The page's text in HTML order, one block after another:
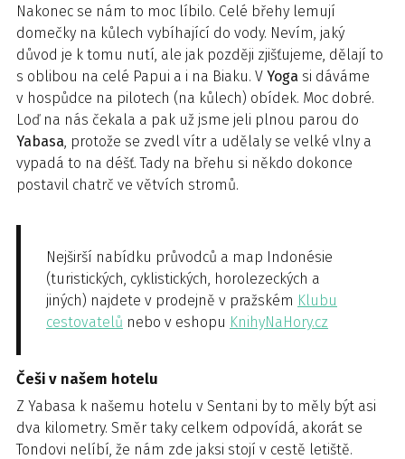
Nakonec se nám to moc líbilo. Celé břehy lemují
domečky na kůlech vybíhající do vody. Nevím, jaký
důvod je k tomu nutí, ale jak později zjišťujeme, dělají to
s oblibou na celé Papui a i na Biaku. V Yoga si dáváme
v hospůdce na pilotech (na kůlech) obídek. Moc dobré.
Loď na nás čekala a pak už jsme jeli plnou parou do
Yabasa, protože se zvedl vítr a udělaly se velké vlny a
vypadá to na déšť. Tady na břehu si někdo dokonce
postavil chatrč ve větvích stromů.
Nejširší nabídku průvodců a map Indonésie
(turistických, cyklistických, horolezeckých a
jiných) najdete v prodejně v pražském Klubu
cestovatelů nebo v eshopu KnihyNaHory.cz
Češi v našem hotelu
Z Yabasa k našemu hotelu v Sentani by to měly být asi
dva kilometry. Směr taky celkem odpovídá, akorát se
Tondovi nelíbí, že nám zde jaksi stojí v cestě letiště.